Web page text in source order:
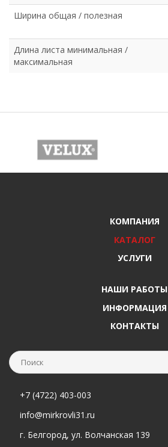
Ширина общая / полезная
Длина листа минимальная /
максимальная
КОМПАНИЯ
КАТАЛОГ
УСЛУГИ
НАШИ РАБОТЫ
ИНФОРМАЦИЯ
КОНТАКТЫ
+7 (4722) 403-003
info@mirkrovli31.ru
г. Белгород, ул. Волчанская 139